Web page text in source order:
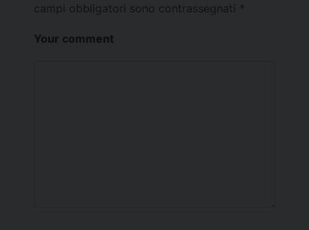
campi obbligatori sono contrassegnati *
Your comment